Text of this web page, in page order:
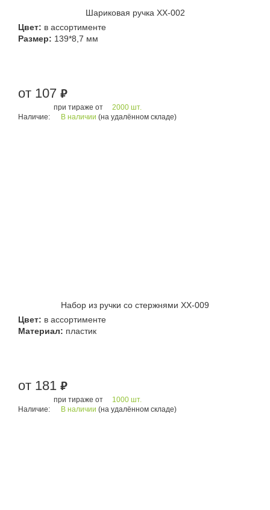
Шариковая ручка XX-002
Цвет: в ассортименте
Размер: 139*8,7 мм
от 107 руб.
при тираже от
2000 шт.
Наличие:
В наличии (на удалённом складе)
Набор из ручки со стержнями XX-009
Цвет: в ассортименте
Материал: пластик
от 181 руб.
при тираже от
1000 шт.
Наличие:
В наличии (на удалённом складе)